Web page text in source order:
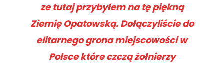
ze tutaj przybyłem na tę piękną
Ziemię Opatowską. Dołączyliście do
elitarnego grona miejscowości w
Polsce które czczą żołnierzy